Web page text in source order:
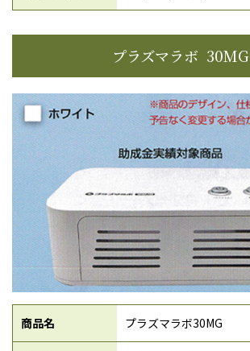
プラズマラボ 30MG
商品名 プラズマラボ30MG